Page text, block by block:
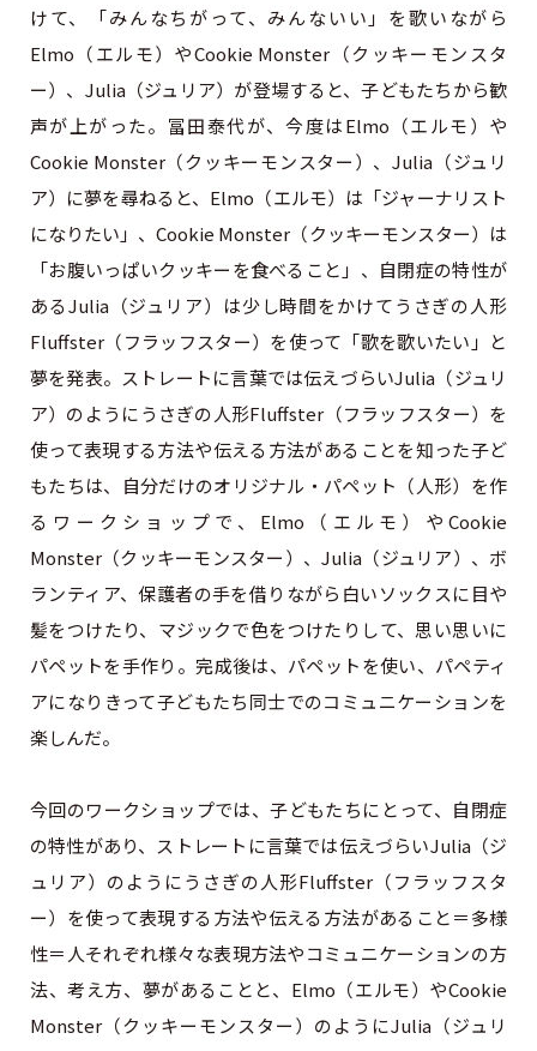
けて、「みんなちがって、みんないい」を歌いながら
Elmo（エルモ）やCookie Monster（クッキーモンスタ
ー）、Julia（ジュリア）が登場すると、子どもたちから歓
声が上がった。冨田泰代が、今度はElmo（エルモ）や
Cookie Monster（クッキーモンスター）、Julia（ジュリ
ア）に夢を尋ねると、Elmo（エルモ）は「ジャーナリスト
になりたい」、Cookie Monster（クッキーモンスター）は
「お腹いっぱいクッキーを食べること」、自閉症の特性が
あるJulia（ジュリア）は少し時間をかけてうさぎの人形
Fluffster（フラッフスター）を使って「歌を歌いたい」と
夢を発表。ストレートに言葉では伝えづらいJulia（ジュリ
ア）のようにうさぎの人形Fluffster（フラッフスター）を
使って表現する方法や伝える方法があることを知った子ど
もたちは、自分だけのオリジナル・パペット（人形）を作
るワークショップで、Elmo（エルモ）やCookie
Monster（クッキーモンスター）、Julia（ジュリア）、ボ
ランティア、保護者の手を借りながら白いソックスに目や
髪をつけたり、マジックで色をつけたりして、思い思いに
パペットを手作り。完成後は、パペットを使い、パペティ
アになりきって子どもたち同士でのコミュニケーションを
楽しんだ。
今回のワークショップでは、子どもたちにとって、自閉症
の特性があり、ストレートに言葉では伝えづらいJulia（ジ
ュリア）のようにうさぎの人形Fluffster（フラッフスタ
ー）を使って表現する方法や伝える方法があること＝多様
性＝人それぞれ様々な表現方法やコミュニケーションの方
法、考え方、夢があることと、Elmo（エルモ）やCookie
Monster（クッキーモンスター）のようにJulia（ジュリ